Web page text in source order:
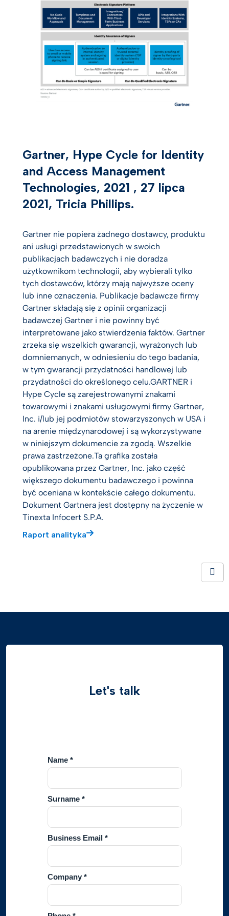
Gartner, Hype Cycle for Identity
and Access Management
Technologies, 2021 , 27 lipca
2021, Tricia Phillips.
Gartner nie popiera żadnego dostawcy, produktu
ani usługi przedstawionych w swoich
publikacjach badawczych i nie doradza
użytkownikom technologii, aby wybierali tylko
tych dostawców, którzy mają najwyższe oceny
lub inne oznaczenia. Publikacje badawcze firmy
Gartner składają się z opinii organizacji
badawczej Gartner i nie powinny być
interpretowane jako stwierdzenia faktów. Gartner
zrzeka się wszelkich gwarancji, wyrażonych lub
domniemanych, w odniesieniu do tego badania,
w tym gwarancji przydatności handlowej lub
przydatności do określonego celu.GARTNER i
Hype Cycle są zarejestrowanymi znakami
towarowymi i znakami usługowymi firmy Gartner,
Inc. i/lub jej podmiotów stowarzyszonych w USA i
na arenie międzynarodowej i są wykorzystywane
w niniejszym dokumencie za zgodą. Wszelkie
prawa zastrzeżone.Ta grafika została
opublikowana przez Gartner, Inc. jako część
większego dokumentu badawczego i powinna
być oceniana w kontekście całego dokumentu.
Dokument Gartnera jest dostępny na życzenie w
Tinexta Infocert S.P.A.
Raport analityka
Let's talk